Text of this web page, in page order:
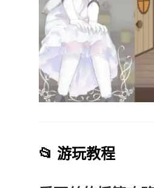
📂 游玩教程